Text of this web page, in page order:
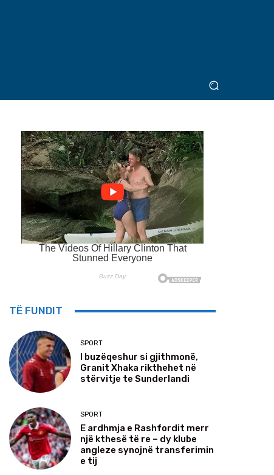
TË FUNDIT
SPORT
I buzëqeshur si gjithmonë,
Granit Xhaka rikthehet në
stërvitje te Sunderlandi
SPORT
E ardhmja e Rashfordit merr
një kthesë të re – dy klube
angleze synojnë transferimin
e tij